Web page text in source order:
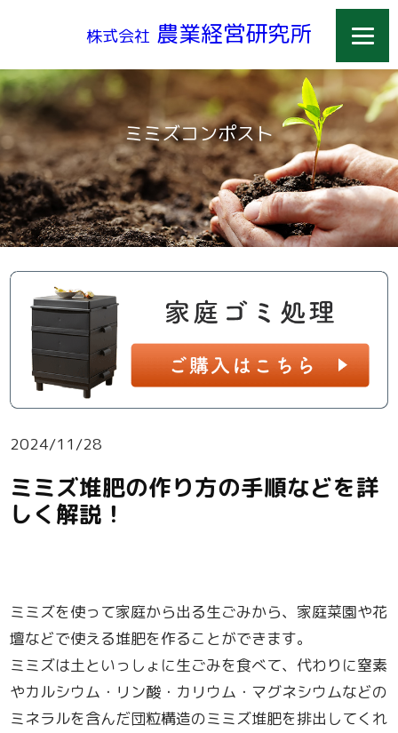
株式会社 農業経営研究所
ミミズコンポスト
2024/11/28
ミミズ堆肥の作り方の手順などを詳
しく解説！
ミミズを使って家庭から出る生ごみから、家庭菜園や花
壇などで使える堆肥を作ることができます。
ミミズは土といっしょに生ごみを食べて、代わりに窒素
やカルシウム・リン酸・カリウム・マグネシウムなどの
ミネラルを含んだ団粒構造のミミズ堆肥を排出してくれ